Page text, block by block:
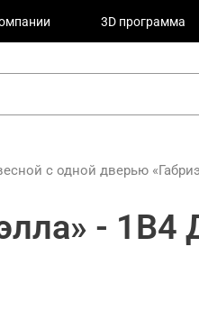
3D программа
c одной дверью
- 1В4